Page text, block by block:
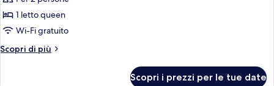
Accessible
Studio
1 letto queen
Wi-Fi gratuito
Scopri di più
Altri
Scopri i prezzi per le tue date